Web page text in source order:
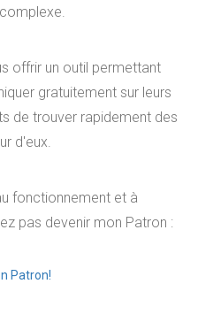
offrir un outil permettant
gratuitement sur leurs
de trouver rapidement des
d'eux.
fonctionnement et à
pas devenir mon Patron :
Patron!